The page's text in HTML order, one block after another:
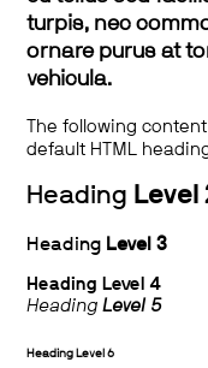
turpis, nec
ornare purus at
vehicula.
The following
default HTML
Heading Level
Heading Level 3
Heading Level 4
HeadingLevel 5
Heading Level 6